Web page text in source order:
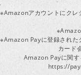
※Amazonアカウントにクレ
※Amazon Payに登録された
カード
Amazon Payに関す
https://